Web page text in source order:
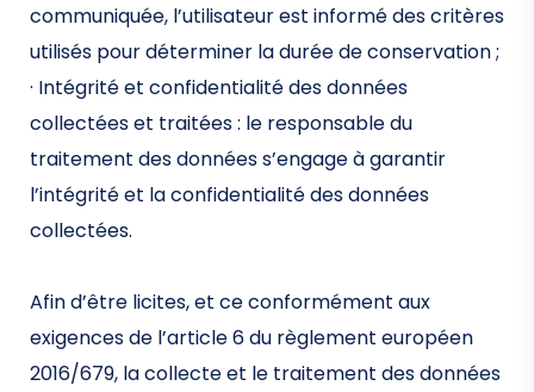
communiquée, l’utilisateur est informé des critères
utilisés pour déterminer la durée de conservation ;
· Intégrité et confidentialité des données
collectées et traitées : le responsable du
traitement des données s’engage à garantir
l’intégrité et la confidentialité des données
collectées.
Afin d’être licites, et ce conformément aux
exigences de l’article 6 du règlement européen
2016/679, la collecte et le traitement des données